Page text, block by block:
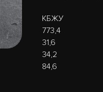
КБЖУ
773,4
31,6
34,2
84,6